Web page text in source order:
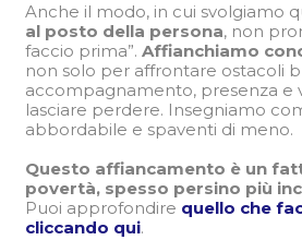
Anche il modo, in cui svolgiamo
al posto della persona, non
faccio prima”. Affianchiamo
non solo per affrontare ostacoli
accompagnamento, presenza e
lasciare perdere. Insegniamo
abbordabile e spaventi di meno.
Questo affiancamento è un
povertà, spesso persino più
Puoi approfondire quello che
cliccando qui.